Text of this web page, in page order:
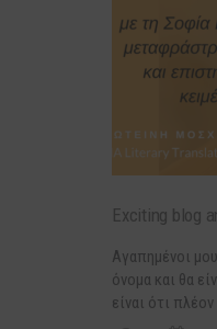
Exciting blog
Αγαπημένοι
όνομα και θα
είναι ότι